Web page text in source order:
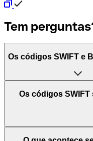
Tem
Os códigos SWIFT e
O acrónimo SWIFT
Interbank Financial
Mundiais)". Trata-se de
processam
Os códigos